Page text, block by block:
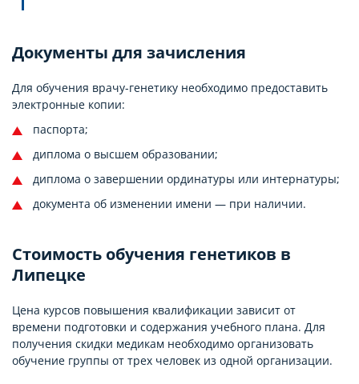
Документы для зачисления
Для обучения врачу-генетику необходимо предоставить
электронные копии:
паспорта;
диплома о высшем образовании;
диплома о завершении ординатуры или интернатуры;
документа об изменении имени — при наличии.
Стоимость обучения генетиков в
Липецке
Цена курсов повышения квалификации зависит от
времени подготовки и содержания учебного плана. Для
получения скидки медикам необходимо организовать
обучение группы от трех человек из одной организации.